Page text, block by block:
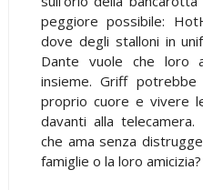
peggiore possibile:
dove degli stalloni in
Dante vuole che loro
insieme. Griff
proprio cuore e vivere
davanti alla
che ama senza
famiglie o la loro amicizia?